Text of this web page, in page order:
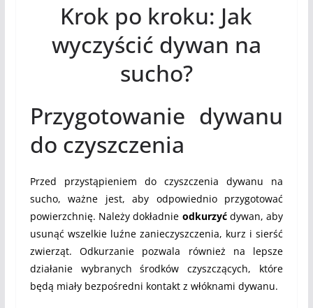
Krok po kroku: Jak
wyczyścić dywan na
sucho?
Przygotowanie dywanu
do czyszczenia
Przed przystąpieniem do czyszczenia dywanu na
sucho, ważne jest, aby odpowiednio przygotować
powierzchnię. Należy dokładnie odkurzyćdywan, aby
usunąć wszelkie luźne zanieczyszczenia, kurz i sierść
zwierząt. Odkurzanie pozwala również na lepsze
działanie wybranych środków czyszczących, które
będą miały bezpośredni kontakt z włóknami dywanu.